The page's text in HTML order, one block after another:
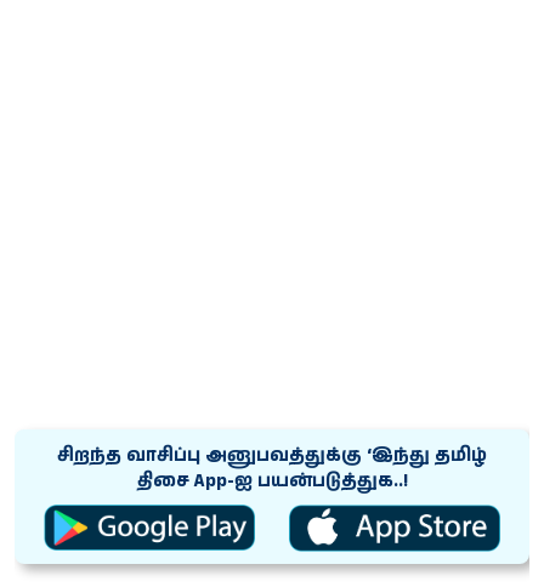
சிறந்த வாசிப்பு அனுபவத்துக்கு ‘இந்து தமிழ்
திசை App-ஐ பயன்படுத்துக..!